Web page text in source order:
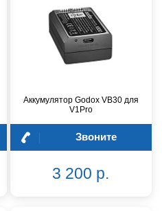
Аккумулятор Godox VB30 для
V1Pro
Звоните
3 200 р.